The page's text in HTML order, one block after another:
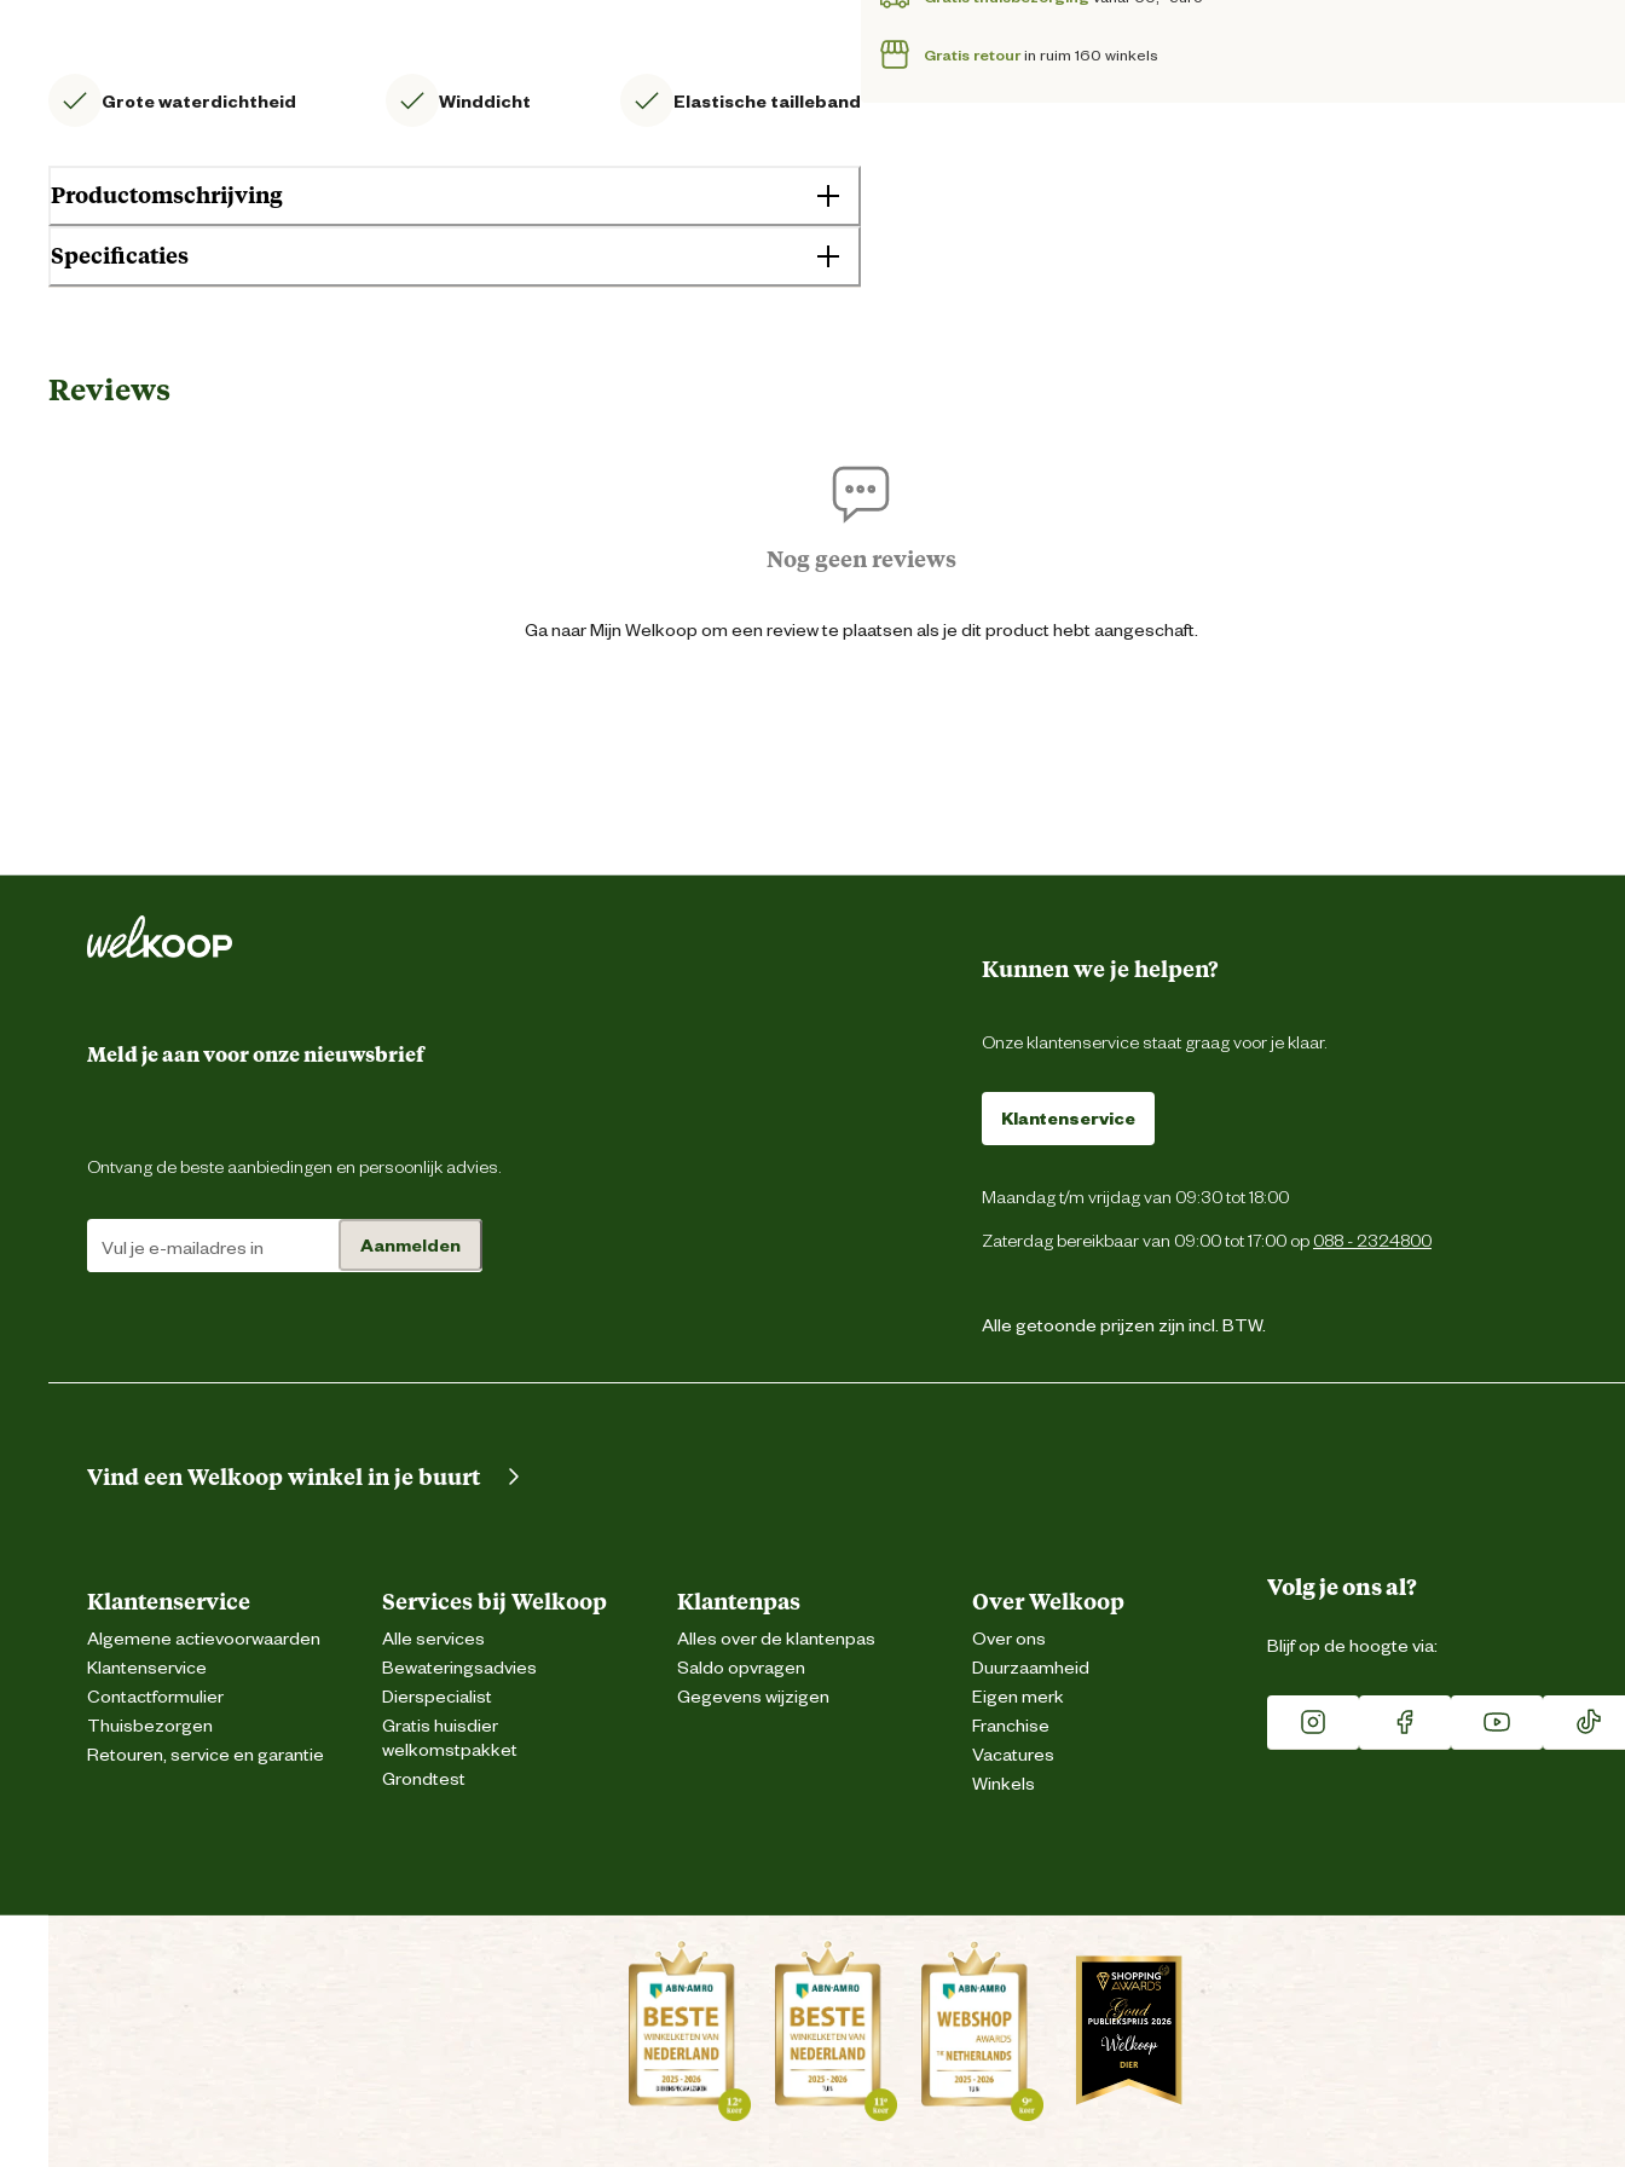
Grote waterdichtheid Winddicht Elastische tailleband
Productomschrijving
Specificaties
Ean
Ontwerp eigenschappen
Materiaal bovenstof
Materiaal eigenschappen
Gratis retourin ruim 160 winkels
Reviews
Nog geen reviews
Ga naar Mijn Welkoop om een review te plaatsen als je dit product hebt aangeschaft.
Meld je aan voor onze nieuwsbrief
Ontvang de beste aanbiedingen en persoonlijk advies.
Aanmelden
Kunnen we je helpen?
Onze klantenservice staat graag voor je klaar.
Klantenservice
Maandag t/m vrijdag van 09:30 tot 18:00
Zaterdag bereikbaar van 09:00 tot 17:00 op 088 - 2324800
Alle getoonde prijzen zijn incl. BTW.
Vind een Welkoop winkel in je buurt
Klantenservice
Algemene actievoorwaarden
Klantenservice
Contactformulier
Thuisbezorgen
Retouren, service en garantie
Services bij Welkoop
Alle services
Bewateringsadvies
Dierspecialist
Gratis huisdier
welkomstpakket
Grondtest
Klantenpas
Alles over de klantenpas
Saldo opvragen
Gegevens wijzigen
Over Welkoop
Over ons
Duurzaamheid
Eigen merk
Franchise
Vacatures
Winkels
Volg je ons al?
Blijf op de hoogte via: